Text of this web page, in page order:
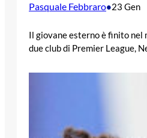
Pasquale Febbraro•23 Gen
Il giovane esterno è finito nel
due club di Premier League,